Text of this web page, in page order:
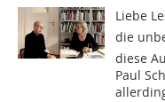
Liebe
die
diese
Paul